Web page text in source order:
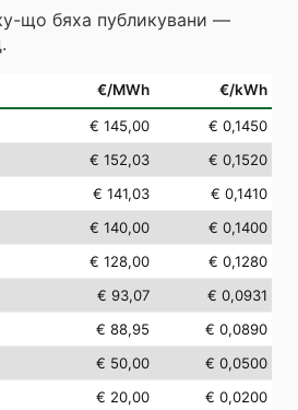
що бяха публикувани —
€/MWh €/kWh
€ 145,00
€ 0,1450
€ 152,03
€ 0,1520
€ 141,03
€ 0,1410
€ 140,00
€ 0,1400
€ 128,00
€ 0,1280
€ 93,07
€ 0,0931
€ 88,95
€ 0,0890
€ 50,00
€ 0,0500
€ 20,00
€ 0,0200